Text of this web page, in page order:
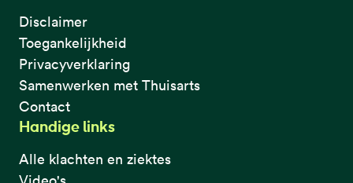
Disclaimer
Toegankelijkheid
Privacyverklaring
Samenwerken met Thuisarts
Contact
Handige links
Alle klachten en ziektes